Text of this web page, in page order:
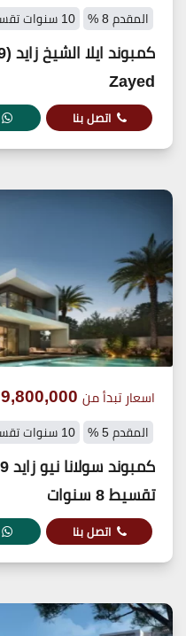
المقدم 8 % 10 سنوات تقسيط
Zayed
اتصل بنا
اسعار تبدأ من 9,800,000
المقدم 5 % 10 سنوات تقسيط
تقسيط 8 سنوات
اتصل بنا